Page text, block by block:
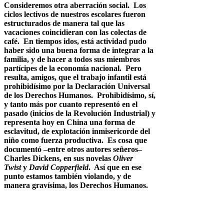
Consideremos otra aberración social. Los
ciclos lectivos de nuestros escolares fueron
estructurados de manera tal que las
vacaciones coincidieran con las colectas de
café. En tiempos idos, está actividad pudo
haber sido una buena forma de integrar a la
familia, y de hacer a todos sus miembros
partícipes de la economía nacional. Pero
resulta, amigos, que el trabajo infantil está
prohibidísimo por la Declaración Universal
de los Derechos Humanos. Prohibidísimo, sí,
y tanto más por cuanto representó en el
pasado (inicios de la Revolución Industrial) y
representa hoy en China una forma de
esclavitud, de explotación inmisericorde del
niño como fuerza productiva. Es cosa que
documentó –entre otros autores señeros–
Charles Dickens, en sus novelas Oliver
Twisty David Copperfield. Así que en ese
punto estamos también violando, y de
manera gravísima, los Derechos Humanos.